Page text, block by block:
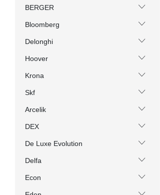
BERGER
Bloomberg
Delonghi
Hoover
Krona
Skf
Arcelik
DEX
De Luxe Evolution
Delfa
Econ